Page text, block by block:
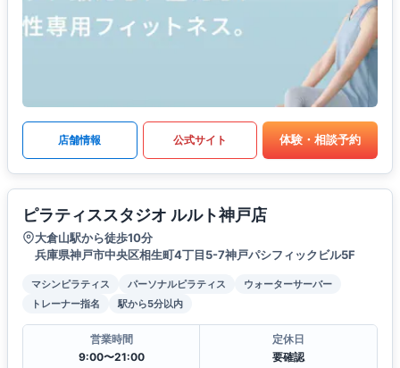
店舗情報 公式サイト 体験・相談予約
ピラティススタジオ ルルト神戸店
大倉山駅から徒歩10分
兵庫県神戸市中央区相生町4丁目5-7神戸パシフィックビル5F
マシンピラティス パーソナルピラティス
ウォーターサーバー
トレーナー指名
駅から5分以内
営業時間
9:00〜21:00
定休日
要確認